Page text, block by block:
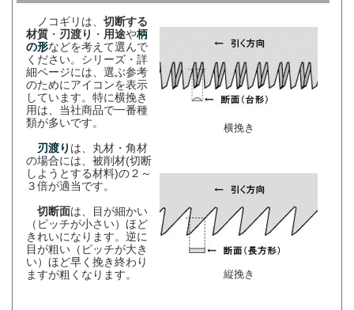
ノコギリは、 切断する
材質 ・ 刃渡り ・ 用途や柄
の形などを考えて選んで
ください。シリーズ・詳
細ページには、選ぶ参考
のためにアイコンを表示
しています。特に横挽き
用は、当社商品で一番種
類が多いです。
刃渡り は、丸材・角材
の場合には、被削材(切断
しようとする材料)の２～
３倍が適当です。
切断面は、目が細かい
（ピッチが小さい）ほど
きれいになります。逆に
目が粗い（ピッチが大き
い）ほど早く挽き終わり
ますが粗くなります。
横挽き
縦挽き